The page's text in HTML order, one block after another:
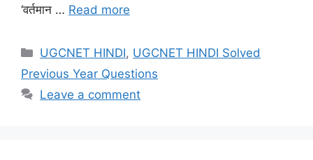
‘वर्तमान … Read more
Categories
UGCNET HINDI, UGCNET HINDI Solved
Previous Year Questions
Leave a comment